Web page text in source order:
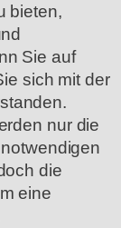
bieten,
Sie auf
sich mit der
nur die
die
eine